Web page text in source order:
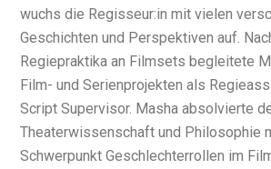
wuchs die Regisseur:in mit vielen
Geschichten und Perspektiven auf.
Regiepraktika an Filmsets begleitete
Film- und Serienprojekten als
Script Supervisor. Masha absolvierte
Theaterwissenschaft und Philosophie
Schwerpunkt Geschlechterrollen im